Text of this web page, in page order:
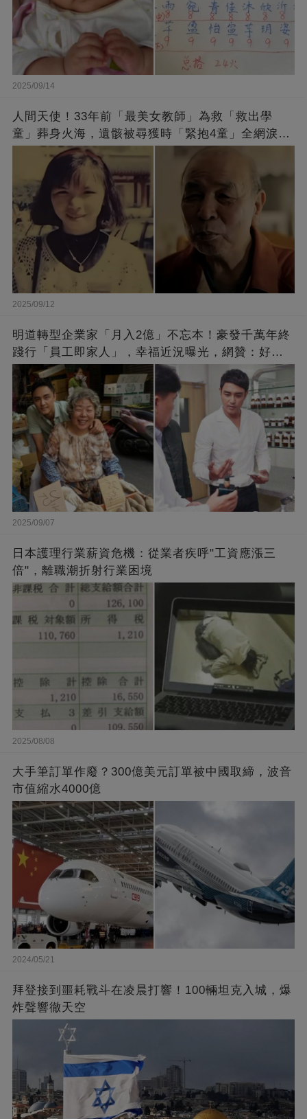
2025/09/14
人間天使！33年前「最美女教師」為救「救出學
童」葬身火海，遺骸被尋獲時「緊抱4童」全網淚
崩：真正的英雄不該被遺忘
2025/09/12
明道轉型企業家「月入2億」不忘本！豪發千萬年終
踐行「員工即家人」，幸福近況曝光，網贊：好老
闆的福報
2025/09/07
日本護理行業薪資危機：從業者疾呼"工資應漲三
倍"，離職潮折射行業困境
2025/08/08
大手筆訂單作廢？300億美元訂單被中國取締，波音
市值縮水4000億
2024/05/21
拜登接到噩耗戰斗在凌晨打響！100輛坦克入城，爆
炸聲響徹天空